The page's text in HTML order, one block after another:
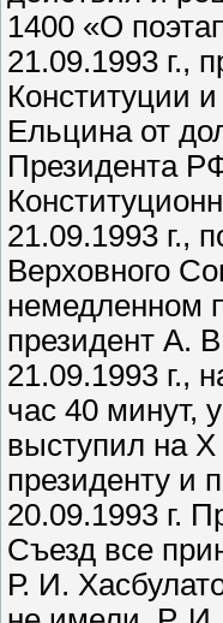
1400 «О
21.09.1993 г.,
Конституции
Ельцина от
Президента
21.09.1993 г.,
Верховного
немедленном
президент А.
21.09.1993 г.,
час 40 минут,
выступил на
президенту и
20.09.1993 г.
Съезд все
Р. И.